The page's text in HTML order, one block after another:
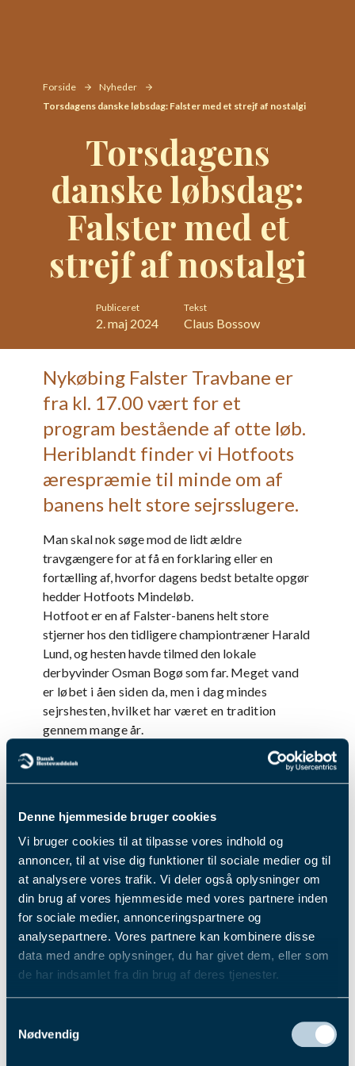
Denne hjemmeside bruger cookies
Vi bruger cookies til at tilpasse vores indhold og
annoncer, til at vise dig funktioner til sociale medier og til
at analysere vores trafik. Vi deler også oplysninger om
din brug af vores hjemmeside med vores partnere inden
for sociale medier, annonceringspartnere og
analysepartnere. Vores partnere kan kombinere disse
data med andre oplysninger, du har givet dem, eller som
de har indsamlet fra din brug af deres tjenester.
personoplysninger i vores privatlivspolitik, som du
Nødvendig
Forside
Nyheder
Torsdagens danske løbsdag: Falster med et strejf af nostalgi
Torsdagens
danske løbsdag:
Falster med et
strejf af nostalgi
Publiceret
2. maj 2024
Tekst
Claus Bossow
Nykøbing Falster Travbane er
fra kl. 17.00 vært for et
program bestående af otte løb.
Heriblandt finder vi Hotfoots
ærespræmie til minde om af
banens helt store sejrsslugere.
Man skal nok søge mod de lidt ældre
travgængere for at få en forklaring eller en
fortælling af, hvorfor dagens bedst betalte opgør
hedder Hotfoots Mindeløb.
Hotfoot er en af Falster-banens helt store
stjerner hos den tidligere championtræner Harald
Lund, og hesten havde tilmed den lokale
derbyvinder Osman Bogø som far. Meget vand
er løbet i åen siden da, men i dag mindes
sejrshesten, hvilket har været en tradition
gennem mange år.
Løbet er forbeholdt de bedste heste, der dyster
om en førstepræmie på 10.000 kr. med heste
som Hansi Gejs og Twins Magic som
Der er som nævnt otte løb på programmet, og
blandt disse tegner der sig endnu et flot opgør i
næstlaveste klasse, hvor talenterne Keep Up
Laser og Jason tager mål af hinanden.
Du finder mere info, baneprogram, billetter m.m.
ved at trykkeher.
Fik du læst...